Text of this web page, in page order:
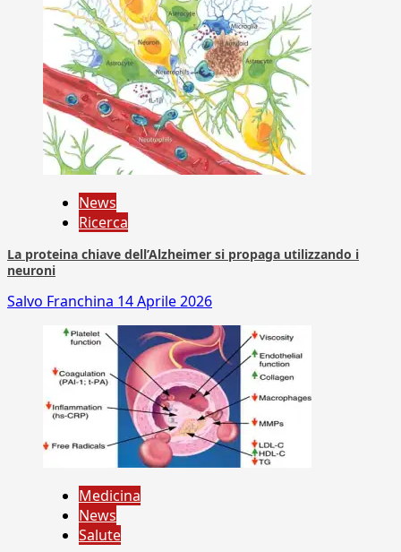
News
Ricerca
La proteina chiave dell’Alzheimer si propaga utilizzando i
neuroni
Salvo Franchina 14 Aprile 2026
Medicina
News
Salute